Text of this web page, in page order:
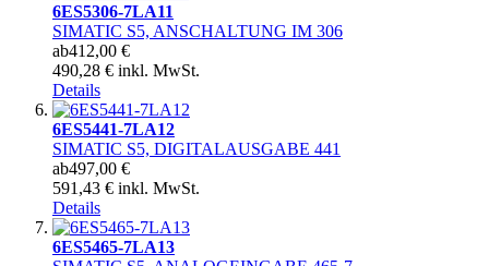
6ES5306-7LA11
SIMATIC S5, ANSCHALTUNG IM 306
ab412,00 €
490,28 € inkl. MwSt.
Details
6ES5441-7LA12
SIMATIC S5, DIGITALAUSGABE 441
ab497,00 €
591,43 € inkl. MwSt.
Details
6ES5465-7LA13